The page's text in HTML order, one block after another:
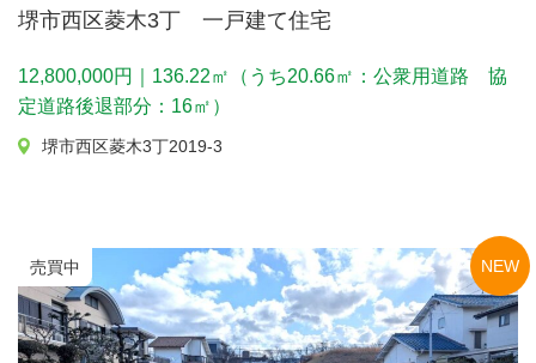
堺市西区菱木3丁 一戸建て住宅
12,800,000円｜136.22㎡（うち20.66㎡：公衆用道路 協
定道路後退部分：16㎡）
堺市西区菱木3丁2019-3
売買中 NEW